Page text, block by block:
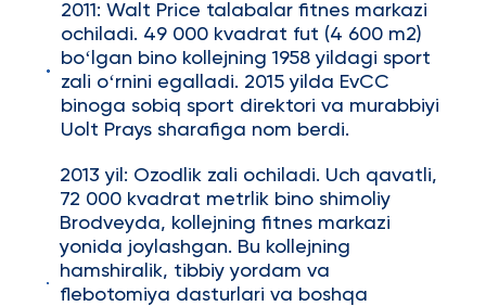
2011: Walt Price talabalar fitnes markazi
ochiladi. 49 000 kvadrat fut (4 600 m2)
boʻlgan bino kollejning 1958 yildagi sport
zali oʻrnini egalladi. 2015 yilda EvCC
binoga sobiq sport direktori va murabbiyi
Uolt Prays sharafiga nom berdi.
2013 yil: Ozodlik zali ochiladi. Uch qavatli,
72 000 kvadrat metrlik bino shimoliy
Brodveyda, kollejning fitnes markazi
yonida joylashgan. Bu kollejning
hamshiralik, tibbiy yordam va
flebotomiya dasturlari va boshqa